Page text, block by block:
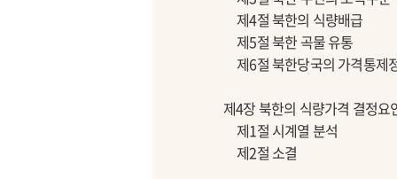
제4절 북한의 식량배급
제5절 북한 곡물 유통
제6절 북한당국의 가격통제
제4장 북한의 식량가격 결정요
제1절 시계열 분석
제2절 소결